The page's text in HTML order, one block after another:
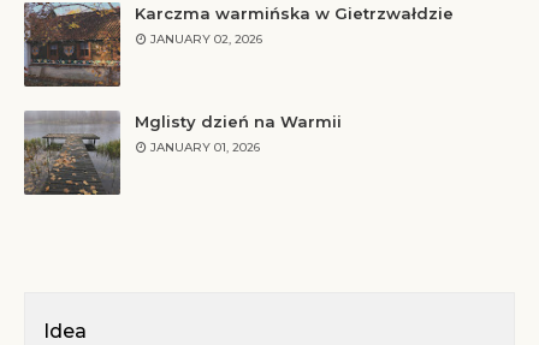
Karczma warmińska w Gietrzwałdzie
JANUARY 02, 2026
Mglisty dzień na Warmii
JANUARY 01, 2026
Idea